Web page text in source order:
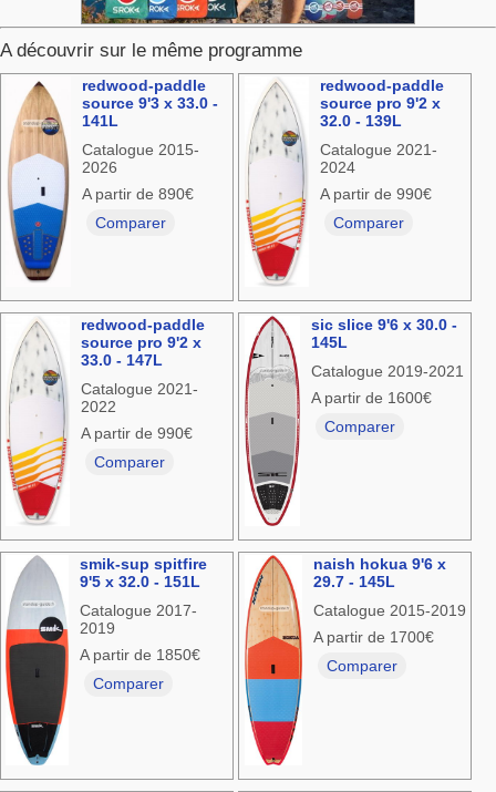
A découvrir sur le même programme
redwood-paddle
source 9'3 x 33.0 -
141L
Catalogue 2015-
2026
A partir de 890€
Comparer
redwood-paddle
source pro 9'2 x
32.0 - 139L
Catalogue 2021-
2024
A partir de 990€
Comparer
redwood-paddle
source pro 9'2 x
33.0 - 147L
Catalogue 2021-
2022
A partir de 990€
Comparer
sic slice 9'6 x 30.0 -
145L
Catalogue 2019-2021
A partir de 1600€
Comparer
smik-sup spitfire
9'5 x 32.0 - 151L
Catalogue 2017-
2019
A partir de 1850€
Comparer
naish hokua 9'6 x
29.7 - 145L
Catalogue 2015-2019
A partir de 1700€
Comparer